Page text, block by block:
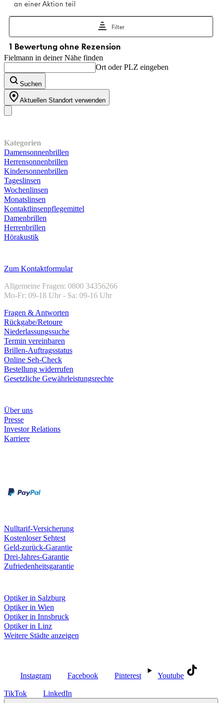
Fielmann in deiner Nähe finden
Ort oder PLZ eingeben
Suchen
Aktuellen Standort verwenden
Kategorien
Damensonnenbrillen
Herrensonnenbrillen
Kindersonnenbrillen
Tageslinsen
Wochenlinsen
Monatslinsen
Kontaktlinsenpflegemittel
Damenbrillen
Herrenbrillen
Hörakustik
Zum Kontaktformular
Allgemeine Fragen: 0800 34356266
Mo-Fr: 09-18 Uhr - Sa: 09-16 Uhr
Fragen & Antworten
Rückgabe/Retoure
Niederlassungssuche
Termin vereinbaren
Brillen-Auftragsstatus
Online Seh-Check
Bestellung widerrufen
Gesetzliche Gewährleistungsrechte
Über uns
Presse
Investor Relations
Karriere
Nulltarif-Versicherung
Kostenloser Sehtest
Geld-zurück-Garantie
Drei-Jahres-Garantie
Zufriedenheitsgarantie
Optiker in Salzburg
Optiker in Wien
Optiker in Innsbruck
Optiker in Linz
Weitere Städte anzeigen
Instagram Facebook Pinterest Youtube
TikTok LinkedIn